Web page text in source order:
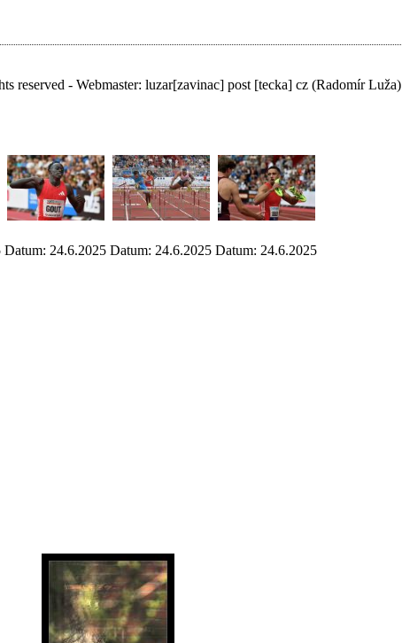
reserved - Webmaster: luzar[zavinac] post [tecka] cz (Radomír Luža)
Datum: 24.6.2025 Datum: 24.6.2025 Datum: 24.6.2025